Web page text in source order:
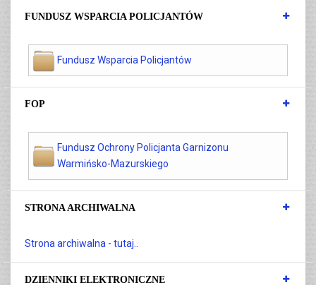
FUNDUSZ WSPARCIA POLICJANTÓW
Fundusz Wsparcia Policjantów
FOP
Fundusz Ochrony Policjanta Garnizonu
Warmińsko-Mazurskiego
STRONA ARCHIWALNA
Strona archiwalna - tutaj..
DZIENNIKI ELEKTRONICZNE